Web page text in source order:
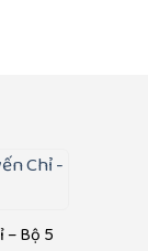
– Bộ 5